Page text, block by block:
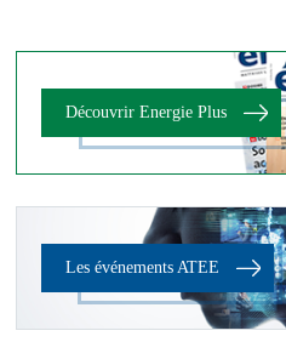
Les événements ATEE
Découvrir Energie Plus